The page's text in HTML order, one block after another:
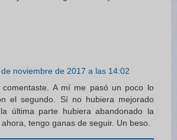
noviembre de 2017 a las 14:02
A mí me pasó un poco lo
el segundo. Sí no hubiera mejorado
última parte hubiera abandonado la
tengo ganas de seguir. Un beso.